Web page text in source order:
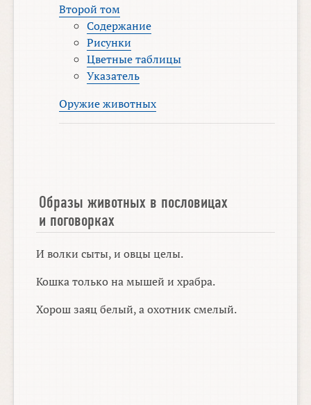
Второй том
Содержание
Рисунки
Цветные таблицы
Указатель
Оружие животных
Образы животных в пословицах
и поговорках
И волки сыты, и овцы целы.
Кошка только на мышей и храбра.
Хорош заяц белый, а охотник смелый.